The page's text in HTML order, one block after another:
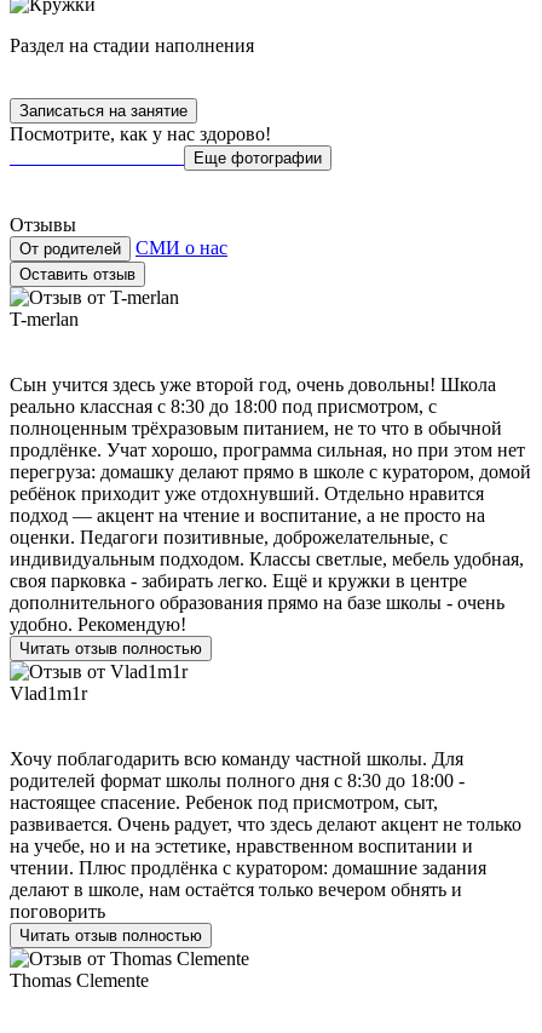
Раздел на стадии наполнения
Записаться на занятие
Посмотрите, как у нас здорово!
Еще фотографии
Отзывы
От родителей СМИ о нас
Оставить отзыв
T-merlan
Сын учится здесь уже второй год, очень довольны! Школа
реально классная с 8:30 до 18:00 под присмотром, с
полноценным трёхразовым питанием, не то что в обычной
продлёнке. Учат хорошо, программа сильная, но при этом нет
перегруза: домашку делают прямо в школе с куратором, домой
ребёнок приходит уже отдохнувший. Отдельно нравится
подход — акцент на чтение и воспитание, а не просто на
оценки. Педагоги позитивные, доброжелательные, с
индивидуальным подходом. Классы светлые, мебель удобная,
своя парковка - забирать легко. Ещё и кружки в центре
дополнительного образования прямо на базе школы - очень
удобно. Рекомендую!
Читать отзыв полностью
Vlad1m1r
Хочу поблагодарить всю команду частной школы. Для
родителей формат школы полного дня с 8:30 до 18:00 -
настоящее спасение. Ребенок под присмотром, сыт,
развивается. Очень радует, что здесь делают акцент не только
на учебе, но и на эстетике, нравственном воспитании и
чтении. Плюс продлёнка с куратором: домашние задания
делают в школе, нам остаётся только вечером обнять и
поговорить
Читать отзыв полностью
Thomas Clemente